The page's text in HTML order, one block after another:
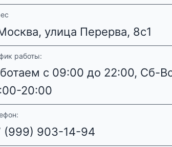
улица Перерва, 8с1
работы:
с 09:00 до 22:00, Сб-
20:00
(999) 903-14-94